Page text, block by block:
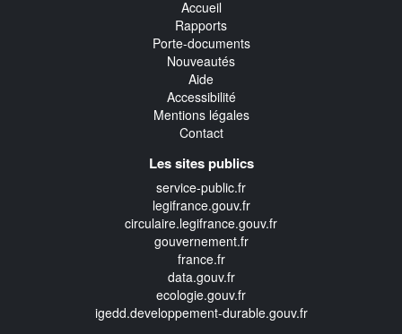
Accueil
Rapports
Porte-documents
Nouveautés
Aide
Accessibilité
Mentions légales
Contact
Les sites publics
service-public.fr
legifrance.gouv.fr
circulaire.legifrance.gouv.fr
gouvernement.fr
france.fr
data.gouv.fr
ecologie.gouv.fr
igedd.developpement-durable.gouv.fr